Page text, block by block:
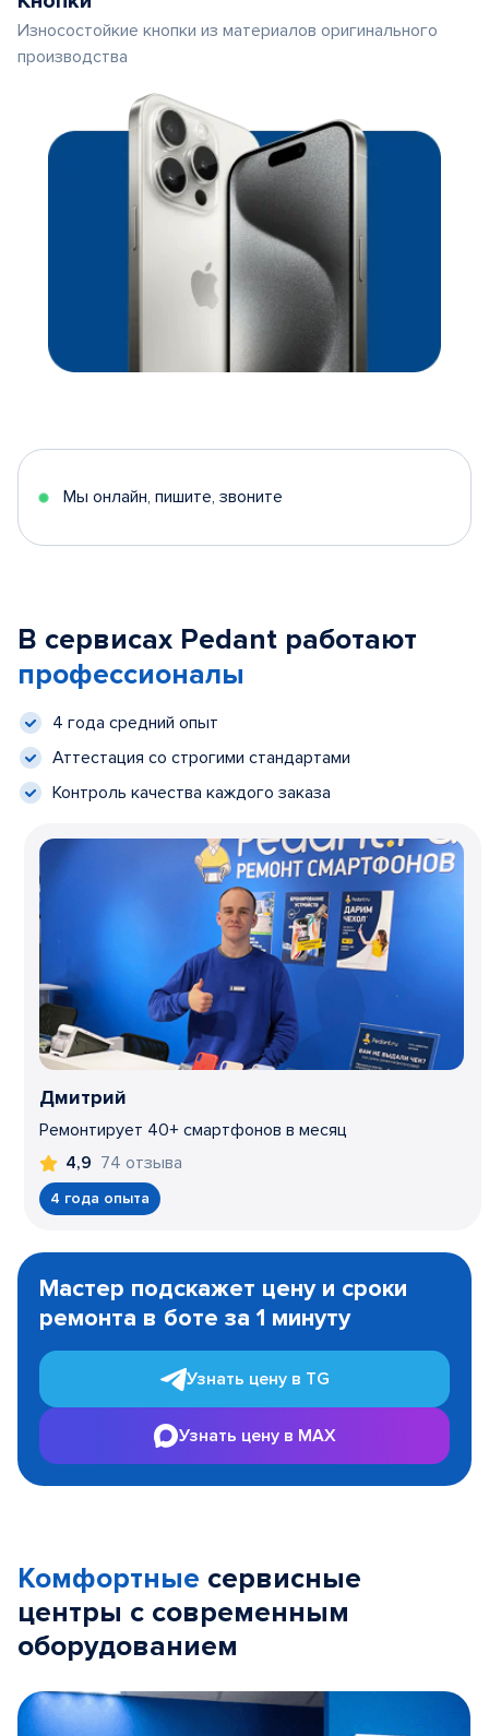
Износостойкие кнопки из материалов оригинального
производства
Мы онлайн, пишите, звоните
В сервисах Pedant работают
профессионалы
4 года средний опыт
Аттестация со строгими стандартами
Контроль качества каждого заказа
Дмитрий
Ремонтирует 40+ смартфонов в месяц
4,9 74 отзыва
4 года опыта
1
Мастер подскажет цену и сроки
ремонта в боте за 1 минуту
Узнать цену в TG
Узнать цену в MAX
Комфортные сервисные
центры с современным
оборудованием